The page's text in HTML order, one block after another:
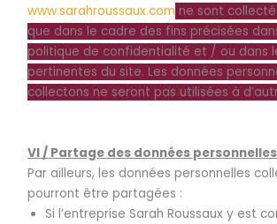
www.sarahroussaux.com ne sont
que dans le cadre des fins précisées
politique de confidentialité et / ou dans
pertinentes du site. Les données
collectons ne seront pas utilisées à
VI / Partage des données
Par ailleurs, les données personnelles
pourront être partagées :
Si l’entreprise Sarah Roussaux y est